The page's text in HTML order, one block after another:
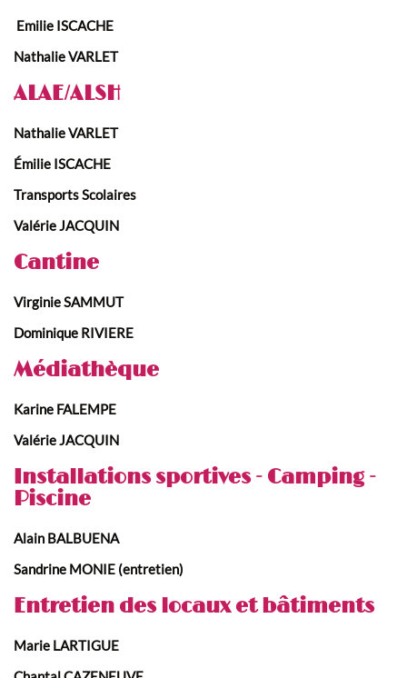
Emilie ISCACHE
Nathalie VARLET
ALAE/ALSH
Nathalie VARLET
Émilie ISCACHE
Transports Scolaires
Valérie JACQUIN
Cantine
Virginie SAMMUT
Dominique RIVIERE
Médiathèque
Karine FALEMPE
Valérie JACQUIN
Installations sportives - Camping -
Piscine
Alain BALBUENA
Sandrine MONIE (entretien)
Entretien des locaux et bâtiments
Marie LARTIGUE